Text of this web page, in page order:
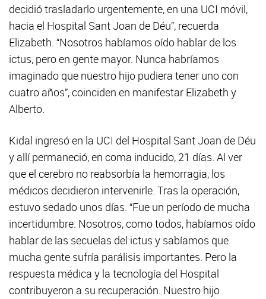
decidió trasladarlo urgentemente, en una UCI móvil,
hacia el Hospital Sant Joan de Déu”, recuerda
Elizabeth. “Nosotros habíamos oído hablar de los
ictus, pero en gente mayor. Nunca habríamos
imaginado que nuestro hijo pudiera tener uno con
cuatro años”, coinciden en manifestar Elizabeth y
Alberto.
Kidal ingresó en la UCI del Hospital Sant Joan de Déu
y allí permaneció, en coma inducido, 21 días. Al ver
que el cerebro no reabsorbía la hemorragia, los
médicos decidieron intervenirle. Tras la operación,
estuvo sedado unos días. “Fue un período de mucha
incertidumbre. Nosotros, como todos, habíamos oído
hablar de las secuelas del ictus y sabíamos que
mucha gente sufría parálisis importantes. Pero la
respuesta médica y la tecnología del Hospital
contribuyeron a su recuperación. Nuestro hijo